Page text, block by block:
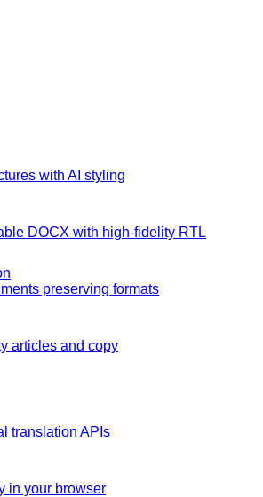
with AI styling
DOCX with high-fidelity RTL
preserving formats
articles and copy
translation APIs
in your browser